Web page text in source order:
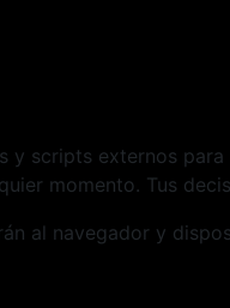
y scripts externos
momento. Tus
al navegador y